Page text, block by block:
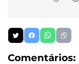
Comentários: